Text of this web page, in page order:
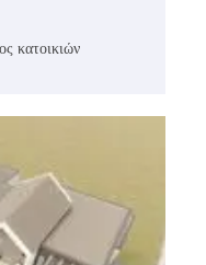
κατοικιών